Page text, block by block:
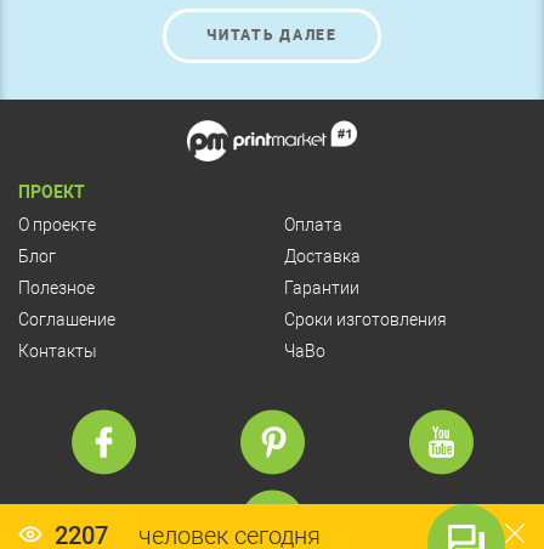
следует разбираться в этих названиях.
ЧИТАТЬ ДАЛЕЕ
2207
человек сегодня
ПРОЕКТ
О проекте
Блог
Полезное
Соглашение
Контакты
Оплата
Доставка
Гарантии
Сроки изготовления
ЧаВо